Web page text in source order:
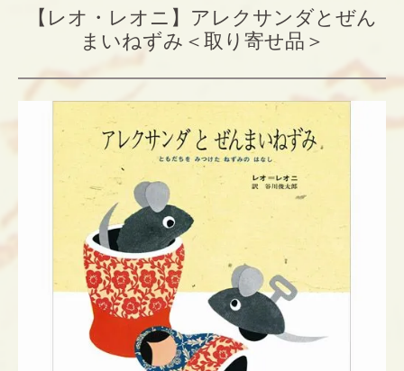
【レオ・レオニ】アレクサンダとぜん
まいねずみ＜取り寄せ品＞